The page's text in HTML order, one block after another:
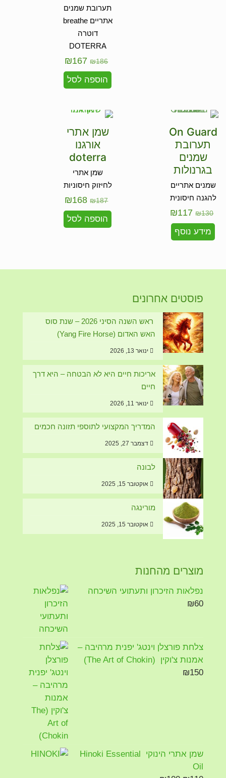
תערובת שמנים
אתריים breathe
דוטרה
DOTERRA
₪186
₪167
הוספה לסל
On Guard
תערובת
שמנים
בגרנולות
שמנים אתריים
להגנה חיסונית
₪130
₪117
מידע נוסף
שמן אתרי
אורגנו
doterra
שמן אתרי
לחיזוק חיסוניות
₪187
₪168
הוספה לסל
פוסטים אחרונים
ראש השנה הסיני 2026 – שנת סוס
האש האדום (Yang Fire Horse)
ינואר 13, 2026
אריכות חיים היא לא הבטחה – היא דרך
חיים
ינואר 11, 2026
המדריך המקצועי לתוספי תזונה חכמים
דצמבר 27, 2025
לבונה
אוקטובר 15, 2025
מורינגה
אוקטובר 15, 2025
מוצרים מהחנות
נפלאות הזיכרון ותעתועי השיכחה
₪60
צלחת פורצלן וינטג' יפנית מרהיבה –
אמנות צ'וקין (The Art of Chokin)
₪150
שמן אתרי הינוקי Hinoki Essential
Oil